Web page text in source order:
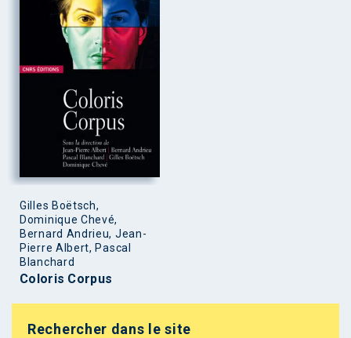
Gilles Boëtsch,
Dominique Chevé,
Bernard Andrieu, Jean-
Pierre Albert, Pascal
Blanchard
Coloris Corpus
Rechercher dans le site